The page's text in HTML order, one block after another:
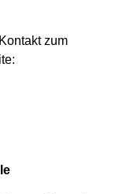
zum